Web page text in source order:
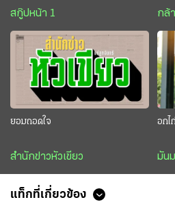
สกู๊ปหน้า 1 กล้
ยอมถอดใจ
สำนักข่าวหัวเขียว
อกไ
มัน
แท็กที่เกี่ยวข้อง